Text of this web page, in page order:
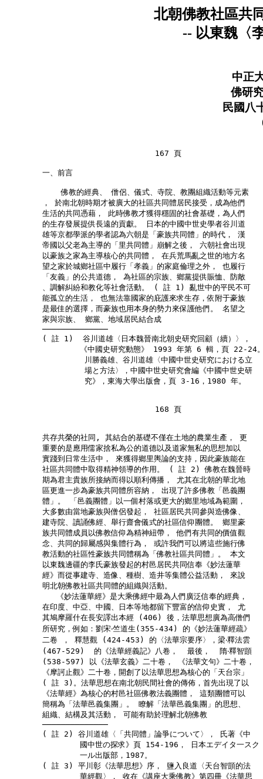
北朝佛教社區共
-- 以東魏〈
中正
佛研
民國八